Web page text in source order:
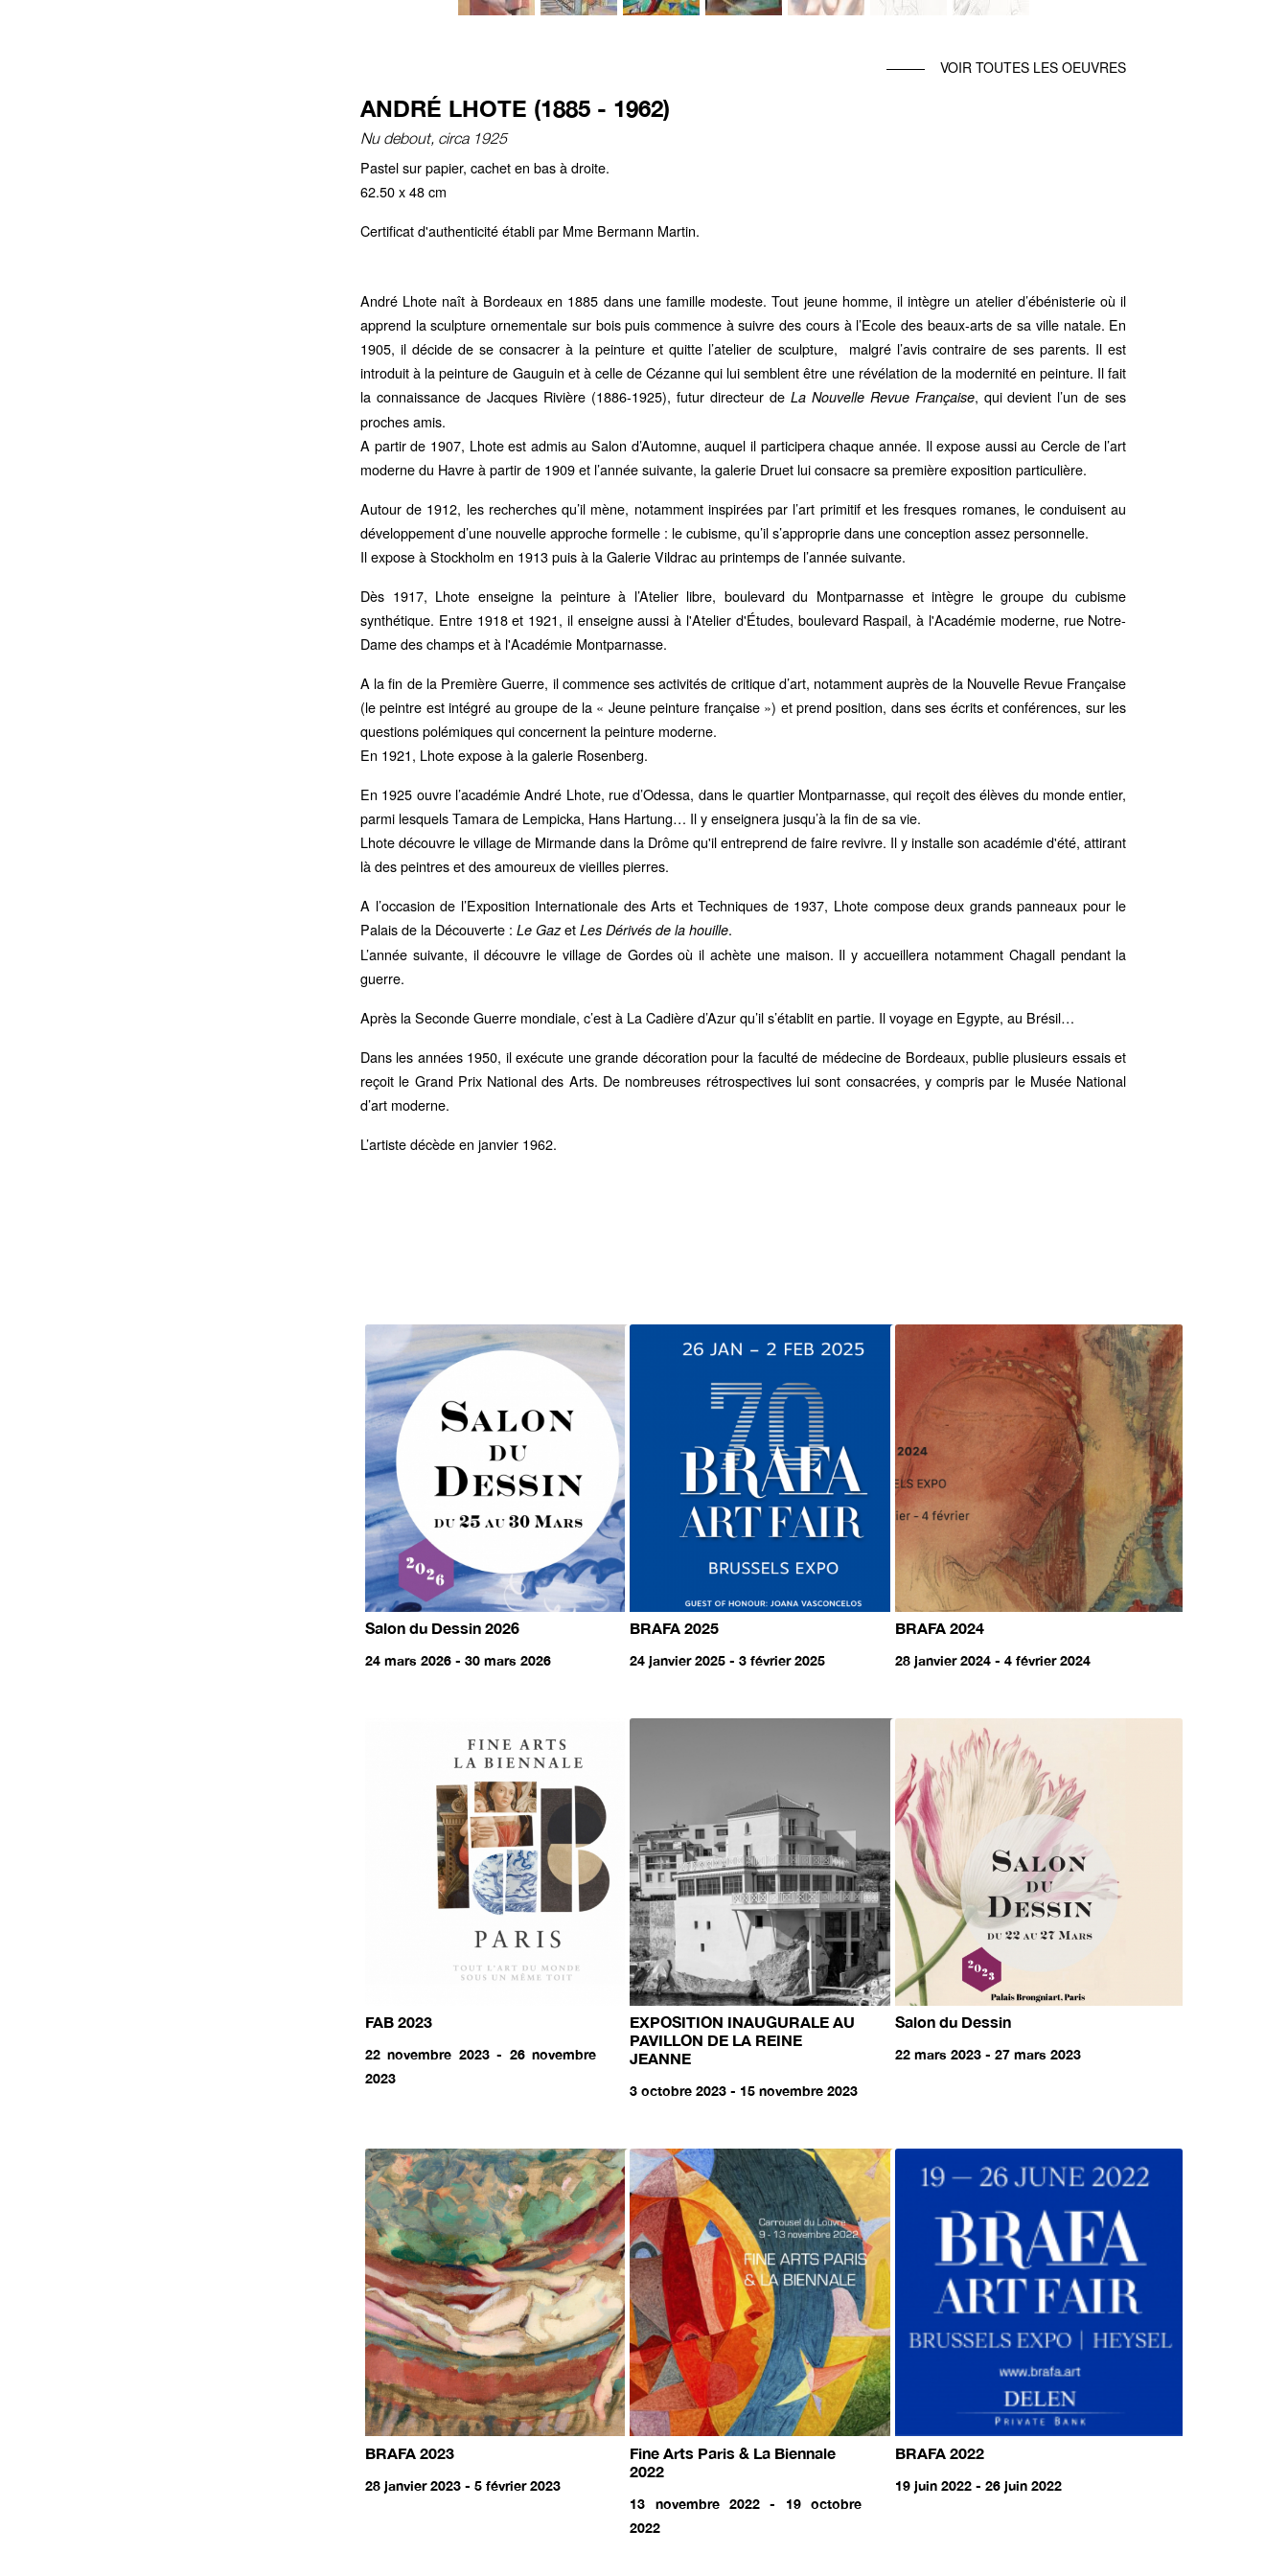
VOIR TOUTES LES OEUVRES
ANDRÉ LHOTE (1885 - 1962)
Nu debout, circa 1925
Pastel sur papier, cachet en bas à droite.
62.50 x 48 cm
Certificat d'authenticité établi par Mme Bermann Martin.
André Lhote naît à Bordeaux en 1885 dans une famille modeste. Tout jeune homme, il intègre un atelier d’ébénisterie où il
apprend la sculpture ornementale sur bois puis commence à suivre des cours à l’Ecole des beaux-arts de sa ville natale. En
1905, il décide de se consacrer à la peinture et quitte l’atelier de sculpture, malgré l’avis contraire de ses parents. Il est
introduit à la peinture de Gauguin et à celle de Cézanne qui lui semblent être une révélation de la modernité en peinture. Il fait
la connaissance de Jacques Rivière (1886-1925), futur directeur de La Nouvelle Revue Française, qui devient l’un de ses
proches amis.
A partir de 1907, Lhote est admis au Salon d’Automne, auquel il participera chaque année. Il expose aussi au Cercle de l’art
moderne du Havre à partir de 1909 et l’année suivante, la galerie Druet lui consacre sa première exposition particulière.
Autour de 1912, les recherches qu’il mène, notamment inspirées par l’art primitif et les fresques romanes, le conduisent au
développement d’une nouvelle approche formelle : le cubisme, qu’il s’approprie dans une conception assez personnelle.
Il expose à Stockholm en 1913 puis à la Galerie Vildrac au printemps de l’année suivante.
Dès 1917, Lhote enseigne la peinture à l’Atelier libre, boulevard du Montparnasse et intègre le groupe du cubisme
synthétique. Entre 1918 et 1921, il enseigne aussi à l'Atelier d'Études, boulevard Raspail, à l'Académie moderne, rue Notre-
Dame des champs et à l'Académie Montparnasse.
A la fin de la Première Guerre, il commence ses activités de critique d’art, notamment auprès de la Nouvelle Revue Française
(le peintre est intégré au groupe de la « Jeune peinture française ») et prend position, dans ses écrits et conférences, sur les
questions polémiques qui concernent la peinture moderne.
En 1921, Lhote expose à la galerie Rosenberg.
En 1925 ouvre l’académie André Lhote, rue d’Odessa, dans le quartier Montparnasse, qui reçoit des élèves du monde entier,
parmi lesquels Tamara de Lempicka, Hans Hartung… Il y enseignera jusqu’à la fin de sa vie.
Lhote découvre le village de Mirmande dans la Drôme qu'il entreprend de faire revivre. Il y installe son académie d'été, attirant
là des peintres et des amoureux de vieilles pierres.
A l’occasion de l’Exposition Internationale des Arts et Techniques de 1937, Lhote compose deux grands panneaux pour le
Palais de la Découverte : Le Gazet Les Dérivés de la houille.
L’année suivante, il découvre le village de Gordes où il achète une maison. Il y accueillera notamment Chagall pendant la
guerre.
Après la Seconde Guerre mondiale, c’est à La Cadière d’Azur qu’il s’établit en partie. Il voyage en Egypte, au Brésil…
Dans les années 1950, il exécute une grande décoration pour la faculté de médecine de Bordeaux, publie plusieurs essais et
reçoit le Grand Prix National des Arts. De nombreuses rétrospectives lui sont consacrées, y compris par le Musée National
d’art moderne.
L’artiste décède en janvier 1962.
Salon du Dessin 2026
24 mars 2026 - 30 mars 2026
BRAFA 2025
24 janvier 2025 - 3 février 2025
BRAFA 2024
28 janvier 2024 - 4 février 2024
FAB 2023
22 novembre 2023 - 26 novembre
2023
EXPOSITION INAUGURALE AU
PAVILLON DE LA REINE
JEANNE
3 octobre 2023 - 15 novembre 2023
Salon du Dessin
22 mars 2023 - 27 mars 2023
BRAFA 2023
28 janvier 2023 - 5 février 2023
Fine Arts Paris & La Biennale
2022
13 novembre 2022 - 19 octobre
2022
BRAFA 2022
19 juin 2022 - 26 juin 2022